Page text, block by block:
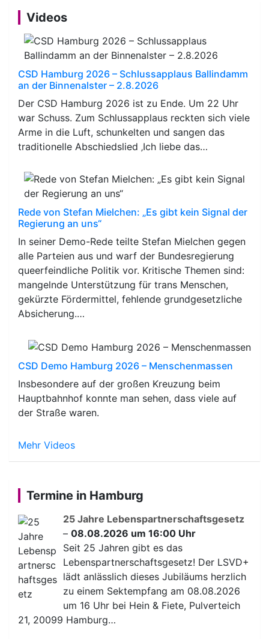
Videos
CSD Hamburg 2026 – Schlussapplaus Ballindamm
an der Binnenalster – 2.8.2026
Der CSD Hamburg 2026 ist zu Ende. Um 22 Uhr
war Schuss. Zum Schlussapplaus reckten sich viele
Arme in die Luft, schunkelten und sangen das
traditionelle Abschiedslied ‚Ich liebe das…
Rede von Stefan Mielchen: „Es gibt kein Signal der
Regierung an uns“
In seiner Demo-Rede teilte Stefan Mielchen gegen
alle Parteien aus und warf der Bundesregierung
queerfeindliche Politik vor. Kritische Themen sind:
mangelnde Unterstützung für trans Menschen,
gekürzte Fördermittel, fehlende grundgesetzliche
Absicherung.…
CSD Demo Hamburg 2026 – Menschenmassen
Insbesondere auf der großen Kreuzung beim
Hauptbahnhof konnte man sehen, dass viele auf
der Straße waren.
Mehr Videos
Termine in Hamburg
25 Jahre Lebenspartnerschaftsgesetz
– 08.08.2026 um 16:00 Uhr
Seit 25 Jahren gibt es das
Lebenspartnerschaftsgesetz! Der LSVD+
lädt anlässlich dieses Jubiläums herzlich
zu einem Sektempfang am 08.08.2026
um 16 Uhr bei Hein & Fiete, Pulverteich
21, 20099 Hamburg…